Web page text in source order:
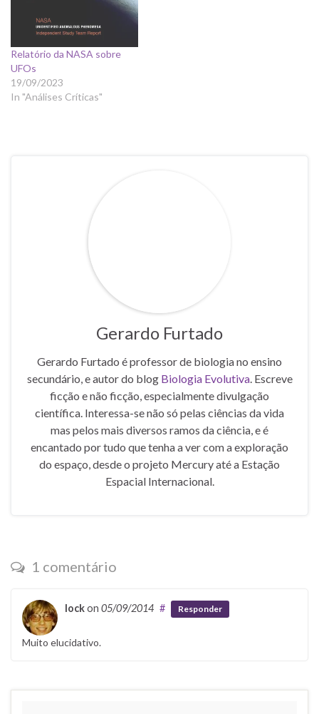
Relatório da NASA sobre
UFOs
19/09/2023
In "Análises Críticas"
Gerardo Furtado
Gerardo Furtado é professor de biologia no ensino
secundário, e autor do blog Biologia Evolutiva. Escreve
ficção e não ficção, especialmente divulgação
científica. Interessa-se não só pelas ciências da vida
mas pelos mais diversos ramos da ciência, e é
encantado por tudo que tenha a ver com a exploração
do espaço, desde o projeto Mercury até a Estação
Espacial Internacional.
1 comentário
lockon 05/09/2014 # Responder
Muito elucidativo.